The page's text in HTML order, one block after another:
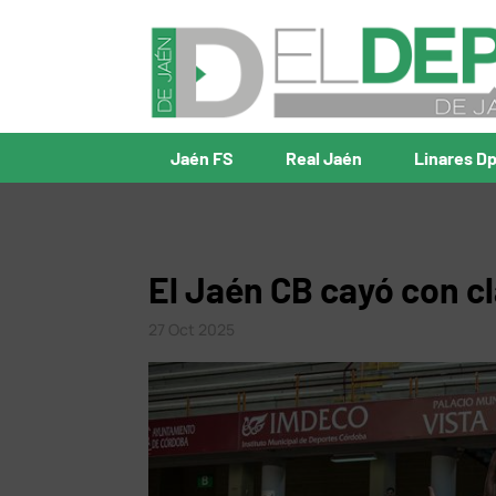
Jaén FS Real Jaén Linares
El Jaén CB cayó con